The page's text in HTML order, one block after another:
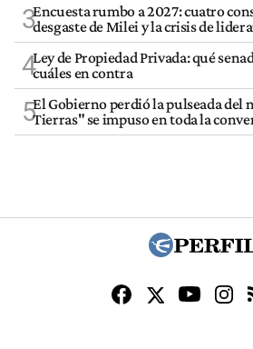
3Encuesta rumbo a 2027: cuatro
desgaste de Milei y la crisis de
4Ley de Propiedad Privada: qué
cuáles en contra
5El Gobierno perdió la pulseada del
Tierras" se impuso en toda la